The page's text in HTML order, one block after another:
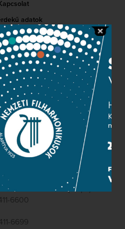
Kapcsolat
adatok
Marcell u. 1. (Müpa)
6600
6699